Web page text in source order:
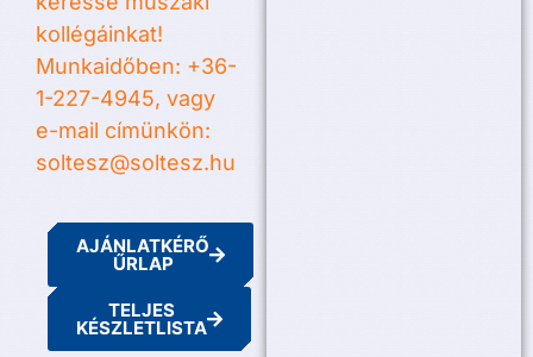
kollégáinkat!
Munkaidőben: +36-
1-227-4945, vagy
e-mail címünkön:
soltesz@soltesz.hu
AJÁNLATKÉRŐ
ŰRLAP
TELJES
KÉSZLETLISTA